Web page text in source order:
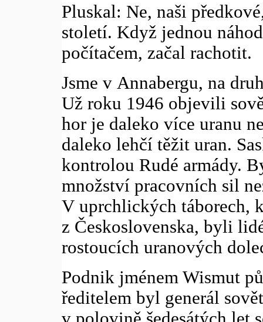
Pluskal: Ne, naši
století. Když jednou
počítačem, začal rachotit.
Jsme v Annabergu, na
Už roku 1946 objevili
hor je daleko více uranu
daleko lehčí těžit uran.
kontrolou Rudé armády.
množství pracovních sil
V uprchlických táborech,
z Československa, byli
rostoucích uranových
Podnik jménem Wismut
ředitelem byl generál